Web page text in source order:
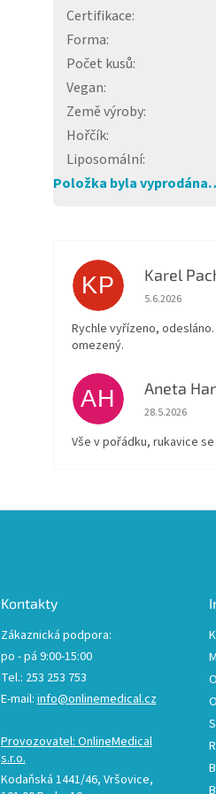
Certifikace:
Forma:
Počet kusů:
Vegan:
Země výroby:
Hořčík:
Liposomální:
Položka byla
KP Karel
Hodnocení
5.6.2026
Rychle vyřízeno,
omezený.
AH Aneta
Hodnocení
28.5.2026
Vše v pořádku, rukavice
Kontakty
Zákaznická podpora:
po - pá 9:00-15:00
Tel.: 253 253 753
E-mail: info@onlinemedical.cz
Provozovatel: OnlineMedical
s.r.o.
Kodaňská 1441/46, Vršovice,